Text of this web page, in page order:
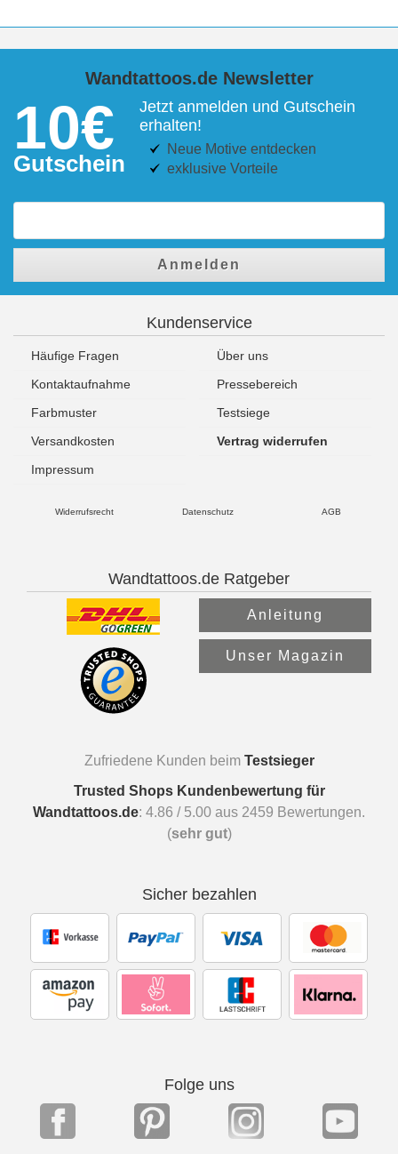
Wandtattoos.de Newsletter
10€
Gutschein
Jetzt anmelden und Gutschein
erhalten!
Neue Motive entdecken
exklusive Vorteile
Anmelden
Kundenservice
Häufige Fragen
Über uns
Kontaktaufnahme
Pressebereich
Farbmuster
Testsiege
Versandkosten
Vertrag widerrufen
Impressum
Widerrufsrecht Datenschutz AGB
Wandtattoos.de Ratgeber
Anleitung
Unser Magazin
Zufriedene Kunden beim Testsieger
Trusted Shops Kundenbewertung für
Wandtattoos.de: 4.86 / 5.00 aus 2459 Bewertungen.
(sehr gut)
Sicher bezahlen
Folge uns